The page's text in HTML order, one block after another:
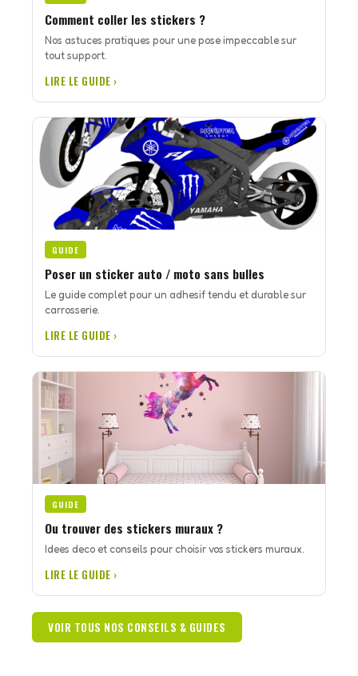
Comment coller les stickers ?
Nos astuces pratiques pour une pose impeccable sur
tout support.
LIRE LE GUIDE ›
GUIDE
Poser un sticker auto / moto sans bulles
Le guide complet pour un adhesif tendu et durable sur
carrosserie.
LIRE LE GUIDE ›
GUIDE
Ou trouver des stickers muraux ?
Idees deco et conseils pour choisir vos stickers muraux.
LIRE LE GUIDE ›
VOIR TOUS NOS CONSEILS & GUIDES